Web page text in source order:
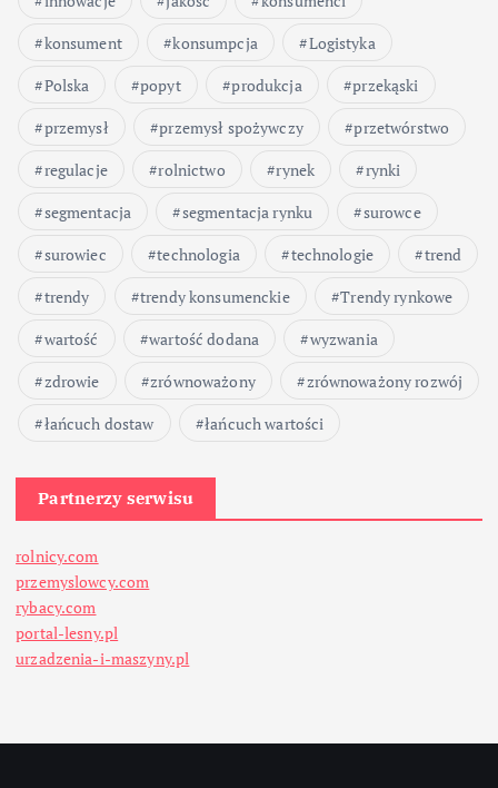
konsument
konsumpcja
Logistyka
Polska
popyt produkcja
przekąski
przemysł
przemysł spożywczy
przetwórstwo
regulacje
rolnictwo rynek
rynki
segmentacja
segmentacja rynku
surowce
surowiec
technologia technologie
trend
trendy
trendy konsumenckie
Trendy rynkowe
wartość
wartość dodana
wyzwania
zdrowie
zrównoważony
zrównoważony rozwój
łańcuch dostaw
łańcuch wartości
Partnerzy serwisu
rolnicy.com
przemyslowcy.com
rybacy.com
portal-lesny.pl
urzadzenia-i-maszyny.pl